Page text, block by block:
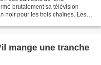
brutalement sa télévision
noir pour les trois chaînes. Les
mange une tranche